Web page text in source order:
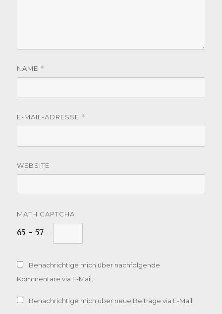
NAME *
E-MAIL-ADRESSE *
WEBSITE
MATH CAPTCHA
65 − 57 =
Benachrichtige mich über nachfolgende
Kommentare via E-Mail.
Benachrichtige mich über neue Beiträge via E-Mail.